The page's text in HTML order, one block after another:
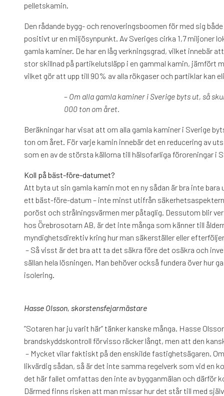
pelletskamin.
Den rådande bygg- och renoveringsboomen för med sig
positivt ur en miljösynpunkt. Av Sveriges cirka 1,7 miljoner
gamla kaminer. De har en låg verkningsgrad, vilket innebär
stor skillnad på partikelutsläpp i en gammal kamin, jämfört
vilket gör att upp till 90% av alla rökgaser och partiklar kan
– Om alla gamla kaminer i Sverige byts ut, så
000 ton om året.
Beräkningar har visat att om alla gamla kaminer i Sverige
ton om året. För varje kamin innebär det en reducering av
som en av de största källorna till hälsofarliga föroreningar i
Koll på bäst-före-datumet?
Att byta ut sin gamla kamin mot en ny sådan är bra inte
ett bäst-före-datum – inte minst utifrån
poröst och strålningsvärmen mer påtaglig. Dessutom blir
hos Örebrosotarn AB, är det inte många som känner till
myndighetsdirektiv kring hur man säkerställer eller
– Så visst är det bra att ta det säkra före det osäkra och
sällan hela lösningen. Man behöver också fundera över hur
isolering.
Hasse Olsson, skorstensfejarmästare
”Sotaren har ju varit här” tänker kanske många. Hasse
brandskyddskontroll förvisso räcker långt, men att den
– Mycket vilar faktiskt på den enskilde fastighetsägaren.
likvärdig sådan, så är det inte samma regelverk som vid
det här fallet omfattas den inte av bygganmälan och därför
Därmed finns risken att man missar hur det står till med